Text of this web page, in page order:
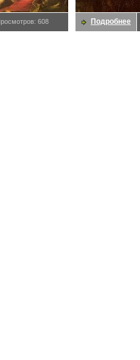
608 Подробнее